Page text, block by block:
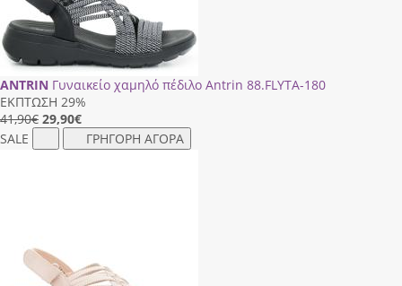
ANTRIN Γυναικείο χαμηλό πέδιλο Antrin 88.FLΥΤΑ-180
ΕΚΠΤΩΣΗ 29%
41,90€ 29,90€
SALE
ΓΡΗΓΟΡΗ ΑΓΟΡΑ